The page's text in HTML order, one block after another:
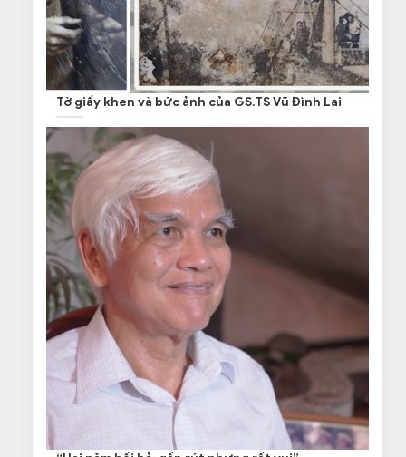
Tờ giấy khen và bức ảnh của GS.TS Vũ Đình Lai